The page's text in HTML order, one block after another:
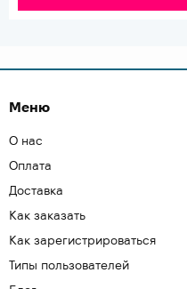
Меню
О нас
Оплата
Доставка
Как заказать
Как зарегистрироваться
Типы пользователей